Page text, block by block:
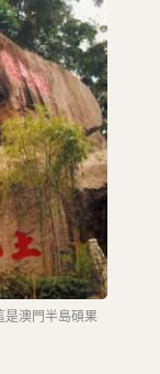
澳門半島碩果